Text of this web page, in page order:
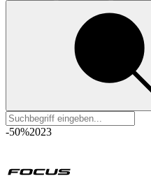
-50%2023